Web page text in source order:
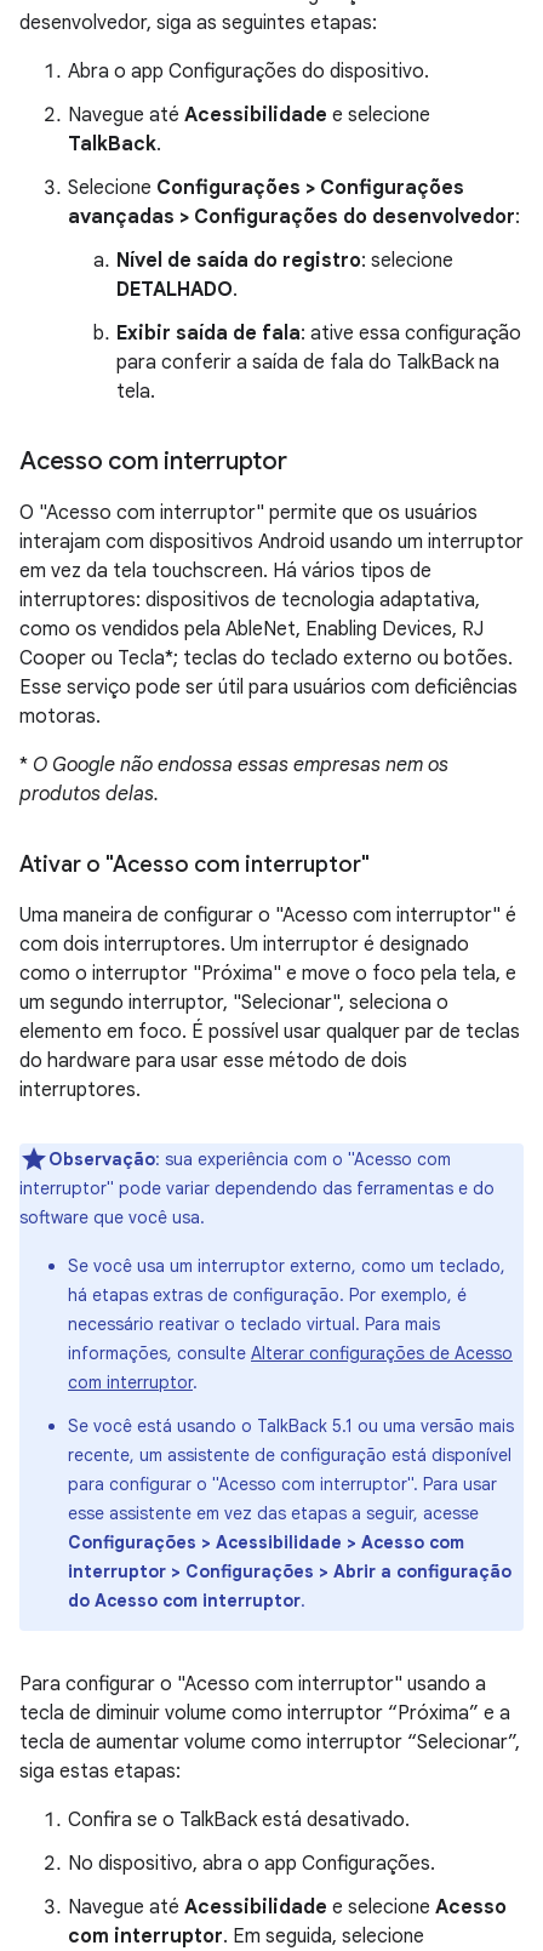
desenvolvedor, siga as seguintes etapas:
Abra o app Configurações do dispositivo.
Navegue até Acessibilidade e selecione
TalkBack.
Selecione Configurações > Configurações
avançadas > Configurações do desenvolvedor:
Nível de saída do registro: selecione
DETALHADO.
Exibir saída de fala: ative essa configuração
para conferir a saída de fala do TalkBack na
tela.
Acesso com interruptor
O "Acesso com interruptor" permite que os usuários
interajam com dispositivos Android usando um interruptor
em vez da tela touchscreen. Há vários tipos de
interruptores: dispositivos de tecnologia adaptativa,
como os vendidos pela AbleNet, Enabling Devices, RJ
Cooper ou Tecla*; teclas do teclado externo ou botões.
Esse serviço pode ser útil para usuários com deficiências
motoras.
* O Google não endossa essas empresas nem os
produtos delas.
Ativar o "Acesso com interruptor"
Uma maneira de configurar o "Acesso com interruptor" é
com dois interruptores. Um interruptor é designado
como o interruptor "Próxima" e move o foco pela tela, e
um segundo interruptor, "Selecionar", seleciona o
elemento em foco. É possível usar qualquer par de teclas
do hardware para usar esse método de dois
interruptores.
Observação: sua experiência com o "Acesso com
interruptor" pode variar dependendo das ferramentas e do
software que você usa.
Se você usa um interruptor externo, como um teclado,
há etapas extras de configuração. Por exemplo, é
necessário reativar o teclado virtual. Para mais
informações, consulte Alterar configurações de Acesso
com interruptor.
Se você está usando o TalkBack 5.1 ou uma versão mais
recente, um assistente de configuração está disponível
para configurar o "Acesso com interruptor". Para usar
esse assistente em vez das etapas a seguir, acesse
Configurações > Acessibilidade > Acesso com
interruptor > Configurações > Abrir a configuração
do Acesso com interruptor.
Para configurar o "Acesso com interruptor" usando a
tecla de diminuir volume como interruptor “Próxima” e a
tecla de aumentar volume como interruptor “Selecionar”,
siga estas etapas:
Confira se o TalkBack está desativado.
No dispositivo, abra o app Configurações.
Navegue até Acessibilidade e selecione Acesso
com interruptor. Em seguida, selecione